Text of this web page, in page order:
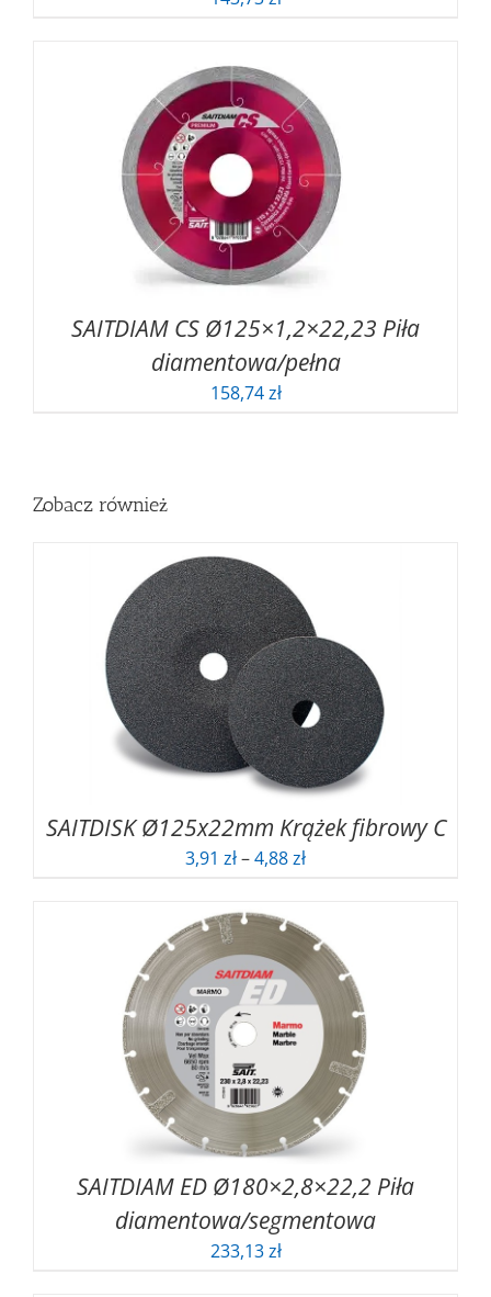
SAITDIAM CS Ø125×1,2×22,23 Piła
diamentowa/pełna
158,74zł
Zobacz również
SAITDISK Ø125x22mm Krążek fibrowy C
3,91 zł–4,88złZakres
3,91 zł
do
4,88 zł
SAITDIAM ED Ø180×2,8×22,2 Piła
diamentowa/segmentowa
233,13zł